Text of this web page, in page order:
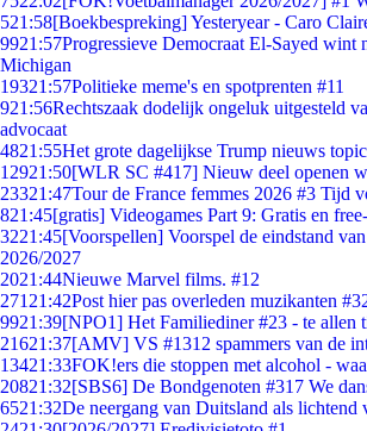
521:58[Boekbespreking] Yesteryear - Caro
9921:57Progressieve Democraat El-Sayed wint
Michigan
19321:57Politieke meme's en spotprenten #11
921:56Rechtszaak dodelijk ongeluk uitgesteld
advocaat
4821:55Het grote dagelijkse Trump nieuws
12921:50[WLR SC #417] Nieuw deel openen
23321:47Tour de France femmes 2026 #3 Tijd
821:45[gratis] Videogames Part 9: Gratis en
3221:45[Voorspellen] Voorspel de eindstand
2026/2027
2021:44Nieuwe Marvel films. #12
271 21:42Post hier pas overleden muzikanten
9921:39[NPO1] Het Familiediner #23 - te allen
21621:37[AMV] VS #1312 spammers van de
13421:33FOK!ers die stoppen met alcohol -
20821:32[SBS6] De Bondgenoten #317 We
6521:32De neergang van Duitsland als lichtend